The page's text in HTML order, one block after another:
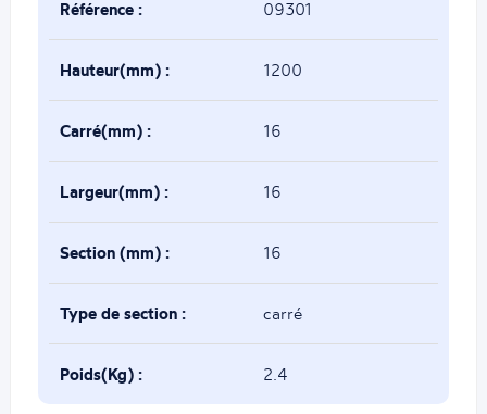
Référence : 09301
Hauteur(mm) : 1200
Carré(mm) : 16
Largeur(mm) : 16
Section (mm) : 16
Type de section : carré
Poids(Kg) : 2.4